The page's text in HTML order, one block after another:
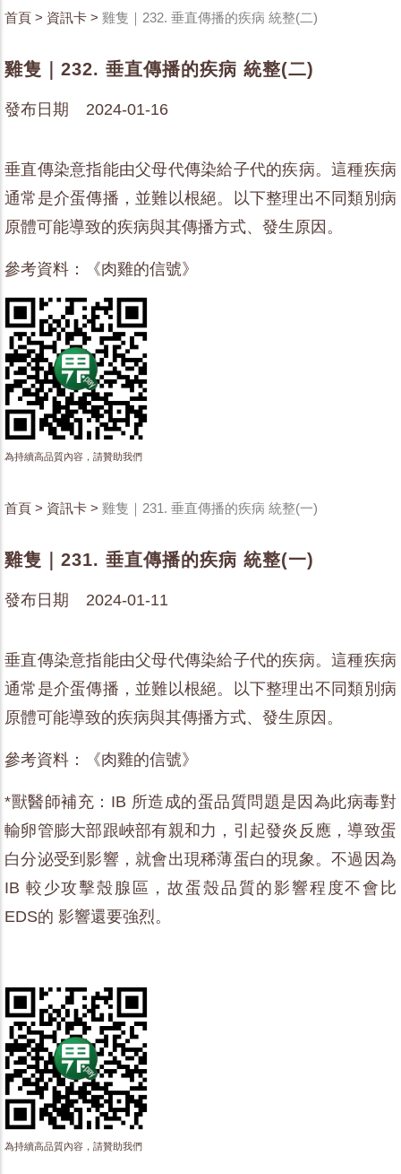
首頁 > 資訊卡 > 雞隻｜232. 垂直傳播的疾病 統整(二)
雞隻｜232. 垂直傳播的疾病 統整(二)
發布日期 2024-01-16
垂直傳染意指能由父母代傳染給子代的疾病。這種疾病
通常是介蛋傳播，並難以根絕。以下整理出不同類別病
原體可能導致的疾病與其傳播方式、發生原因。
參考資料：《肉雞的信號》
為持續高品質內容，請贊助我們
首頁 > 資訊卡 > 雞隻｜231. 垂直傳播的疾病 統整(一)
雞隻｜231. 垂直傳播的疾病 統整(一)
發布日期 2024-01-11
垂直傳染意指能由父母代傳染給子代的疾病。這種疾病
通常是介蛋傳播，並難以根絕。以下整理出不同類別病
原體可能導致的疾病與其傳播方式、發生原因。
參考資料：《肉雞的信號》
*獸醫師補充：IB 所造成的蛋品質問題是因為此病毒對
輸卵管膨大部跟峽部有親和力，引起發炎反應，導致蛋
白分泌受到影響，就會出現稀薄蛋白的現象。不過因為
IB 較少攻擊殼腺區，故蛋殼品質的影響程度不會比
EDS的 影響還要強烈。
為持續高品質內容，請贊助我們